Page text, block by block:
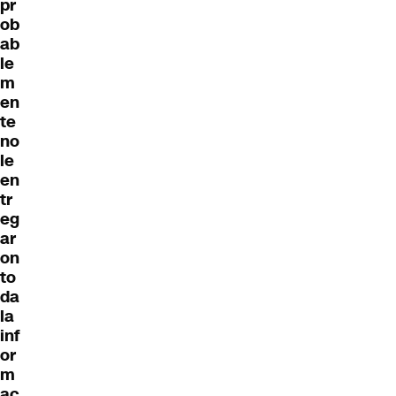
pr
ob
ab
le
m
en
te
no
le
en
tr
eg
ar
on
to
da
la
inf
or
m